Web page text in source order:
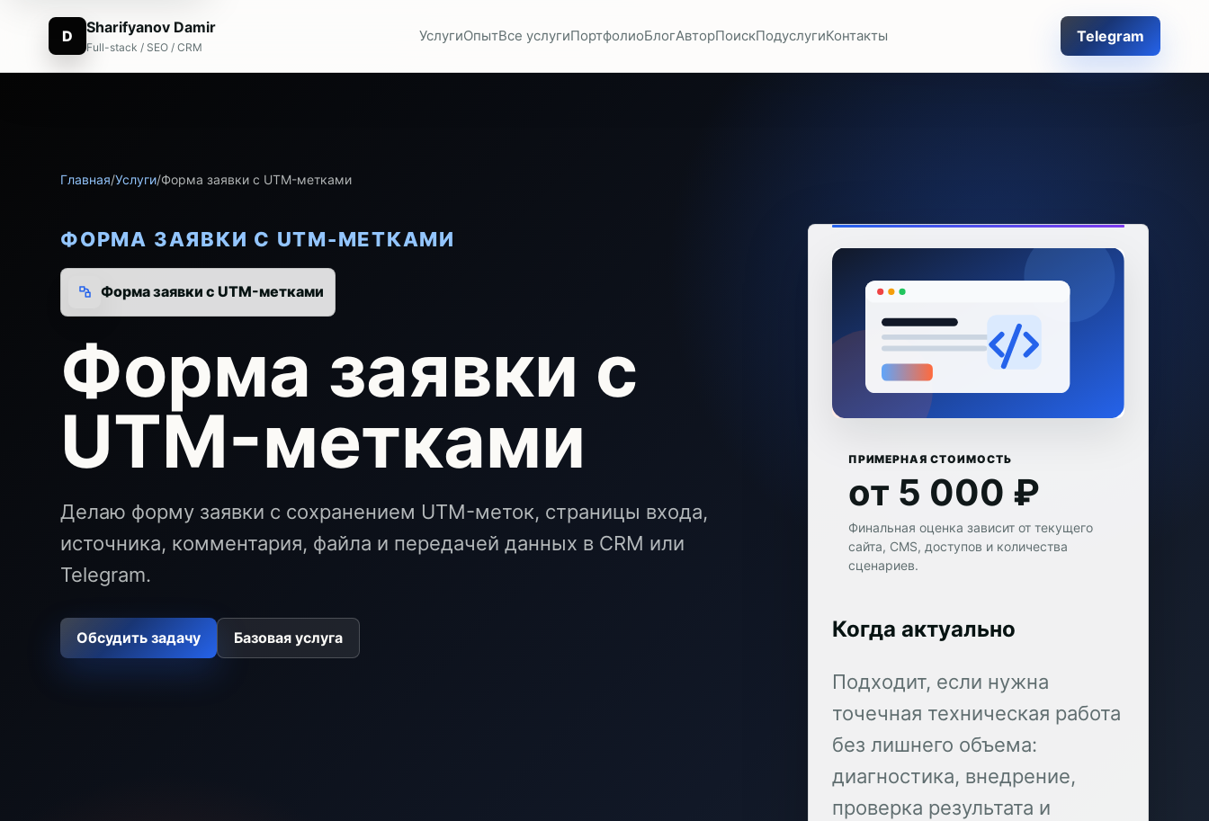
D Sharifyanov Damir
Full-stack / SEO / CRM
УслугиОпытВсе услугиПортфолиоБлогАвторПоискПодуслугиКонтакты Telegram
Главная/Услуги/Форма заявки с UTM-метками
ФОРМА ЗАЯВКИ С UTM-МЕТКАМИ
Форма заявки с UTM-метками
Форма заявки с
UTM-метками
Делаю форму заявки с сохранением UTM-меток, страницы входа,
источника, комментария, файла и передачей данных в CRM или
Telegram.
Обсудить задачу Базовая услуга
ПРИМЕРНАЯ СТОИМОСТЬ
от 5 000 ₽
Финальная оценка зависит от текущего
сайта, CMS, доступов и количества
сценариев.
Когда актуально
Подходит, если нужна
точечная техническая работа
без лишнего объема:
диагностика, внедрение,
проверка результата и